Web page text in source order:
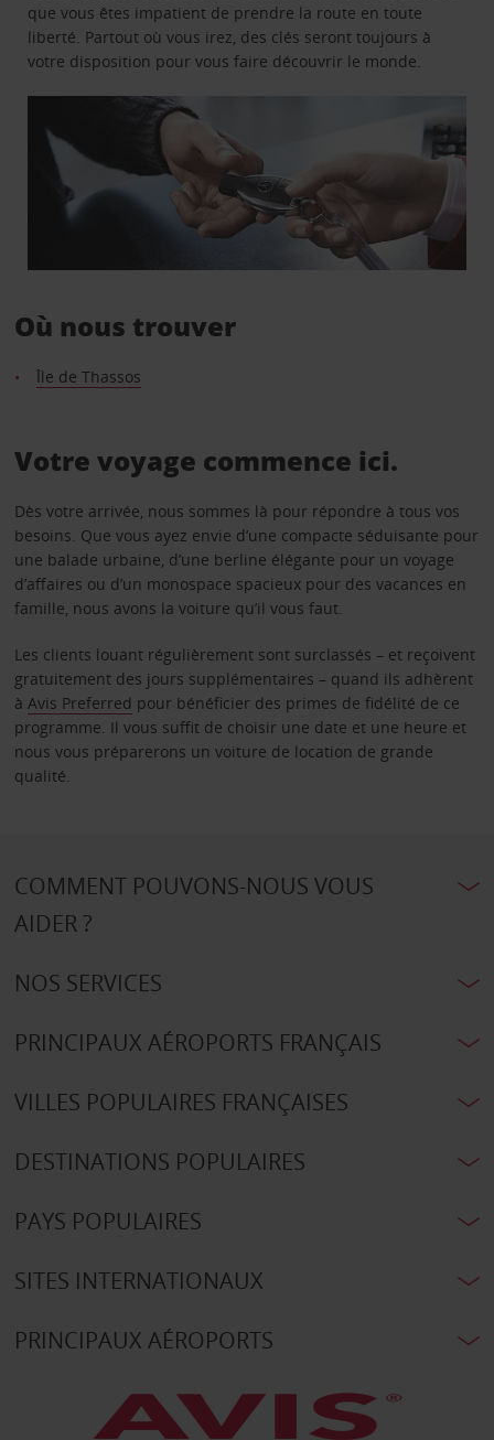
que vous êtes impatient de prendre la route en toute
liberté. Partout où vous irez, des clés seront toujours à
votre disposition pour vous faire découvrir le monde.
Où nous trouver
Île de Thassos
Votre voyage commence ici.
Dès votre arrivée, nous sommes là pour répondre à tous vos
besoins. Que vous ayez envie d’une compacte séduisante pour
une balade urbaine, d’une berline élégante pour un voyage
d’affaires ou d’un monospace spacieux pour des vacances en
famille, nous avons la voiture qu’il vous faut.
Les clients louant régulièrement sont surclassés – et reçoivent
gratuitement des jours supplémentaires – quand ils adhèrent
à Avis Preferred pour bénéficier des primes de fidélité de ce
programme. Il vous suffit de choisir une date et une heure et
nous vous préparerons un voiture de location de grande
qualité.
COMMENT POUVONS-NOUS VOUS
AIDER ?
NOS SERVICES
PRINCIPAUX AÉROPORTS FRANÇAIS
VILLES POPULAIRES FRANÇAISES
DESTINATIONS POPULAIRES
PAYS POPULAIRES
SITES INTERNATIONAUX
PRINCIPAUX AÉROPORTS